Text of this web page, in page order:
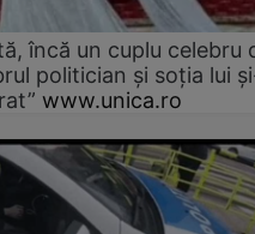
încă un cuplu celebru
politician și soția lui
www.unica.ro